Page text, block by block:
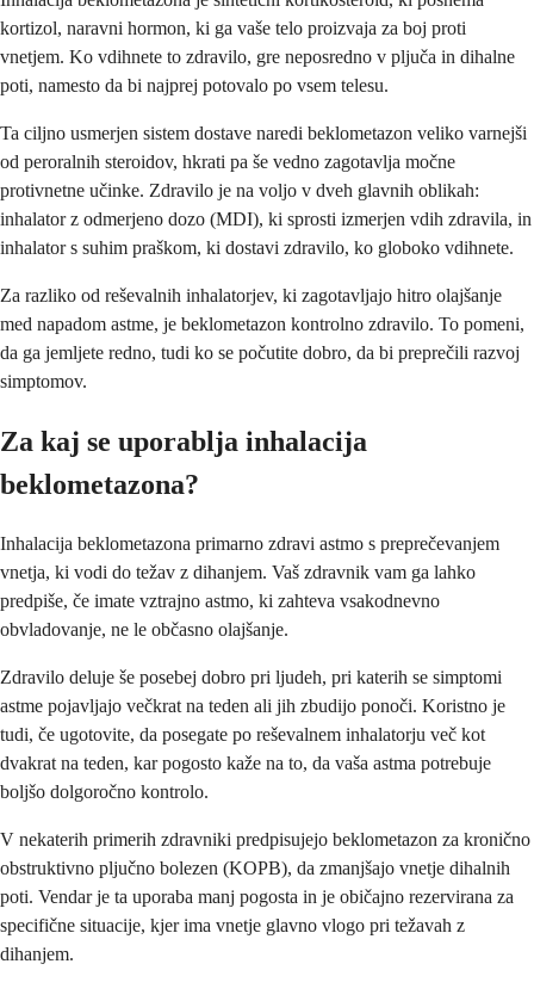
kortizol, naravni hormon, ki ga vaše telo proizvaja za boj proti
vnetjem. Ko vdihnete to zdravilo, gre neposredno v pljuča in dihalne
poti, namesto da bi najprej potovalo po vsem telesu.
Ta ciljno usmerjen sistem dostave naredi beklometazon veliko varnejši
od peroralnih steroidov, hkrati pa še vedno zagotavlja močne
protivnetne učinke. Zdravilo je na voljo v dveh glavnih oblikah:
inhalator z odmerjeno dozo (MDI), ki sprosti izmerjen vdih zdravila, in
inhalator s suhim praškom, ki dostavi zdravilo, ko globoko vdihnete.
Za razliko od reševalnih inhalatorjev, ki zagotavljajo hitro olajšanje
med napadom astme, je beklometazon kontrolno zdravilo. To pomeni,
da ga jemljete redno, tudi ko se počutite dobro, da bi preprečili razvoj
simptomov.
Za kaj se uporablja inhalacija
beklometazona?
Inhalacija beklometazona primarno zdravi astmo s preprečevanjem
vnetja, ki vodi do težav z dihanjem. Vaš zdravnik vam ga lahko
predpiše, če imate vztrajno astmo, ki zahteva vsakodnevno
obvladovanje, ne le občasno olajšanje.
Zdravilo deluje še posebej dobro pri ljudeh, pri katerih se simptomi
astme pojavljajo večkrat na teden ali jih zbudijo ponoči. Koristno je
tudi, če ugotovite, da posegate po reševalnem inhalatorju več kot
dvakrat na teden, kar pogosto kaže na to, da vaša astma potrebuje
boljšo dolgoročno kontrolo.
V nekaterih primerih zdravniki predpisujejo beklometazon za kronično
obstruktivno pljučno bolezen (KOPB), da zmanjšajo vnetje dihalnih
poti. Vendar je ta uporaba manj pogosta in je običajno rezervirana za
specifične situacije, kjer ima vnetje glavno vlogo pri težavah z
dihanjem.